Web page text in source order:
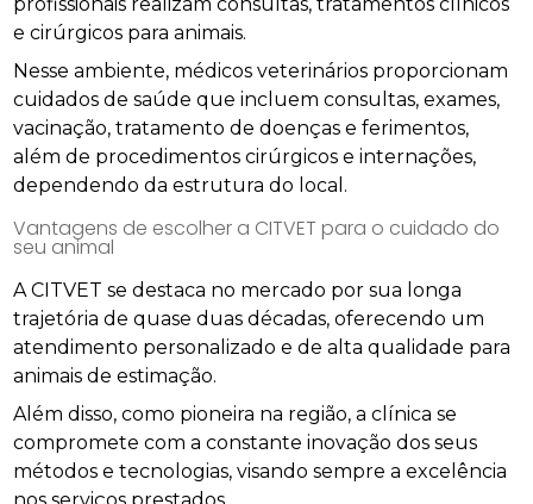
e cirúrgicos para animais.
Nesse ambiente, médicos veterinários proporcionam
cuidados de saúde que incluem consultas, exames,
vacinação, tratamento de doenças e ferimentos,
além de procedimentos cirúrgicos e internações,
dependendo da estrutura do local.
Vantagens de escolher a CITVET para o cuidado do
seu animal
A CITVET se destaca no mercado por sua longa
trajetória de quase duas décadas, oferecendo um
atendimento personalizado e de alta qualidade para
animais de estimação.
Além disso, como pioneira na região, a clínica se
compromete com a constante inovação dos seus
métodos e tecnologias, visando sempre a excelência